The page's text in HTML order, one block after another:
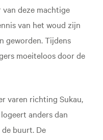
deze machtige
van het woud zijn
geworden. Tijdens
moeiteloos door de
varen richting Sukau,
anders dan
buurt. De